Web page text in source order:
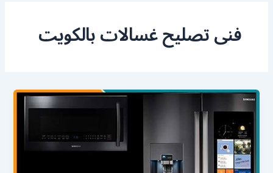
فنى تصليح غسالات بالكويت